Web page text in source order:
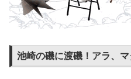
池崎の磯に渡磯！アラ、